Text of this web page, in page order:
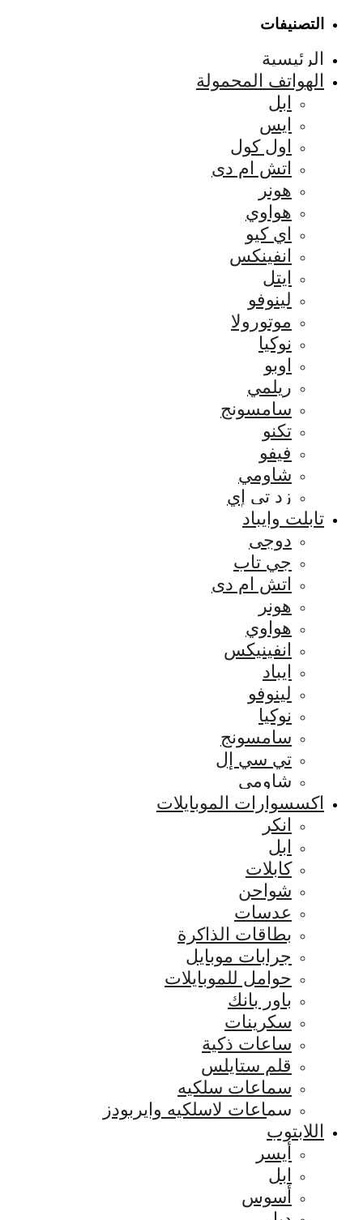
التصنيفات
الرئيسية
الهواتف المحمولة
ابل
ايس
اول كول
اتش ام دى
هونر
هواوي
اي كيو
انفينكس
ايتل
لينوفو
موتورولا
نوكيا
اوبو
ريلمي
سامسونج
تكنو
فيفو
شاومي
زد تي إي
تابلت وايباد
دوجى
جي تاب
اتش ام دى
هونر
هواوي
انفينيكس
ايباد
لينوفو
نوكيا
سامسونج
تي سي إل
شاومي
اكسسوارات الموبايلات
انكر
ابل
كابلات
شواحن
عدسات
بطاقات الذاكرة
جرابات موبايل
حوامل للموبايلات
باور بانك
سكرينات
ساعات ذكية
قلم ستايلس
سماعات سلكيه
سماعات لاسلكيه وايربودز
اللابتوب
أيسر
ابل
أسوس